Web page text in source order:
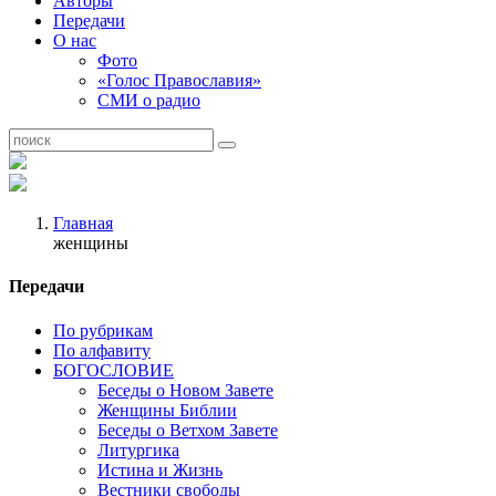
Передачи
О нас
Фото
«Голос Православия»
СМИ о радио
Главная
женщины
Передачи
По рубрикам
По алфавиту
БОГОСЛОВИЕ
Беседы о Новом Завете
Женщины Библии
Беседы о Ветхом Завете
Литургика
Истина и Жизнь
Вестники свободы